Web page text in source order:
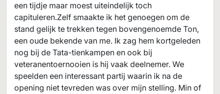
een tijdje maar moest uiteindelijk toch
capituleren.Zelf smaakte ik het genoegen om de
stand gelijk te trekken tegen bovengenoemde Ton,
een oude bekende van me. Ik zag hem kortgeleden
nog bij de Tata-tienkampen en ook bij
veteranentoernooien is hij vaak deelnemer. We
speelden een interessant partij waarin ik na de
opening niet tevreden was over mijn stelling. Min of